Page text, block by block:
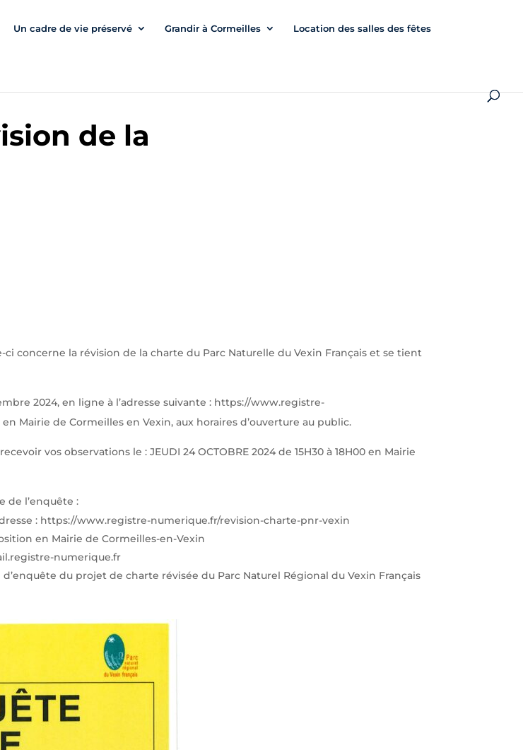
Un cadre de vie préservé Grandir à Cormeilles Location des salles des fêtes
de la
concerne la révision de la charte du Parc Naturelle du Vexin Français et se tient
2024, en ligne à l’adresse suivante : https://www.registre-
Mairie de Cormeilles en Vexin, aux horaires d’ouverture au public.
vos observations le : JEUDI 24 OCTOBRE 2024 de 15H30 à 18H00 en Mairie
de l’enquête :
: https://www.registre-numerique.fr/revision-charte-pnr-vexin
en Mairie de Cormeilles-en-Vexin
numerique.fr
du projet de charte révisée du Parc Naturel Régional du Vexin Français